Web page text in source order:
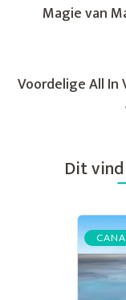
Magie van
Voordelige All
Dit